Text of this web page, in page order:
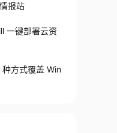
报站
一键部署云资
方式覆盖 Win